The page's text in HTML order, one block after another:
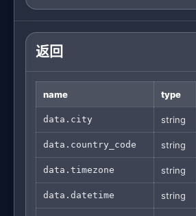
返回
name type
data.city string
data.country_code string
data.timezone string
data.datetime string